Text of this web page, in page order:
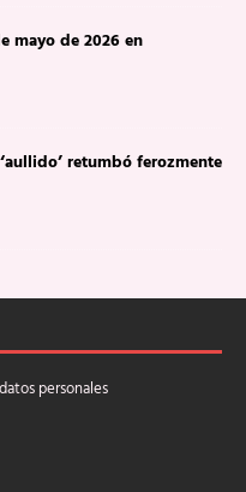
mayo de 2026 en
retumbó ferozmente
personales